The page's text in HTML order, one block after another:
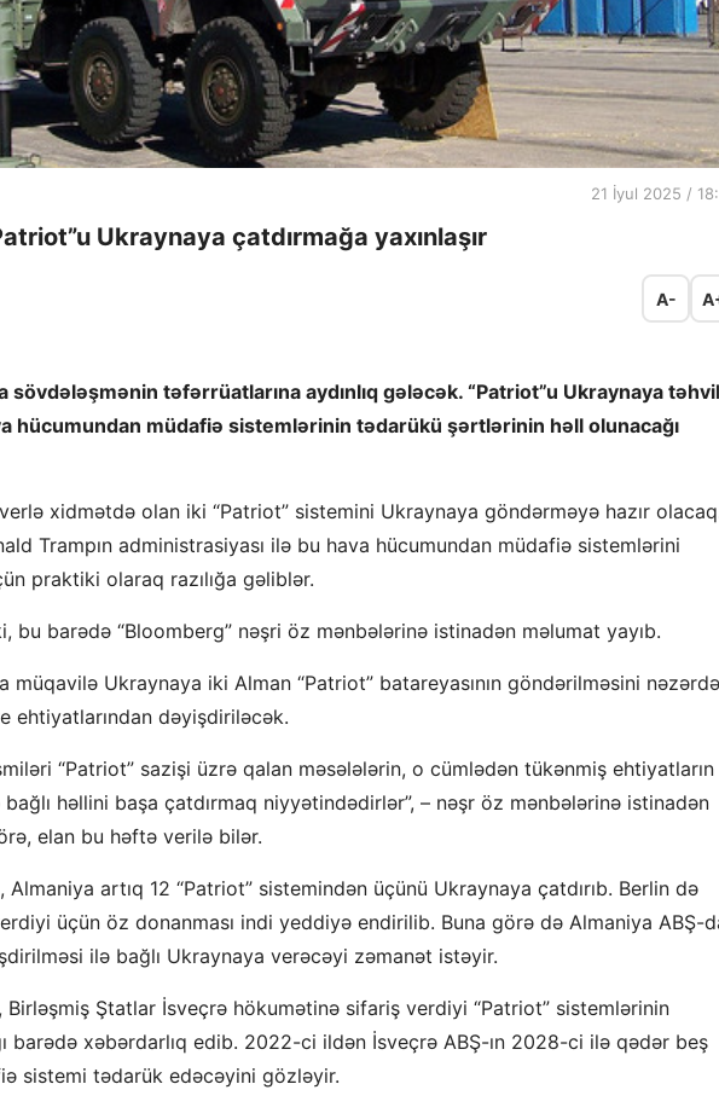
21 İyul 2025 /
Ukraynaya çatdırmağa yaxınlaşır
A-
sövdələşmənin təfərrüatlarına aydınlıq gələcək. “Patriot”u Ukraynaya təhvil
hücumundan müdafiə sistemlərinin tədarükü şərtlərinin həll olunacağı
xidmətdə olan iki “Patriot” sistemini Ukraynaya göndərməyə hazır
Trampın administrasiyası ilə bu hava hücumundan müdafiə sistemlərini
praktiki olaraq razılığa gəliblər.
bu barədə “Bloomberg” nəşri öz mənbələrinə istinadən məlumat yayıb.
müqavilə Ukraynaya iki Alman “Patriot” batareyasının göndərilməsini nəzərdə
ehtiyatlarından dəyişdiriləcək.
“Patriot” sazişi üzrə qalan məsələlərin, o cümlədən tükənmiş ehtiyatların
həllini başa çatdırmaq niyyətindədirlər”, – nəşr öz mənbələrinə istinadən
elan bu həftə verilə bilər.
Almaniya artıq 12 “Patriot” sistemindən üçünü Ukraynaya çatdırıb. Berlin də
üçün öz donanması indi yeddiyə endirilib. Buna görə də Almaniya ABŞ-
ilə bağlı Ukraynaya verəcəyi zəmanət istəyir.
Ştatlar İsveçrə hökumətinə sifariş verdiyi “Patriot” sistemlərinin
barədə xəbərdarlıq edib. 2022-ci ildən İsveçrə ABŞ-ın 2028-ci ilə qədər beş
sistemi tədarük edəcəyini gözləyir.